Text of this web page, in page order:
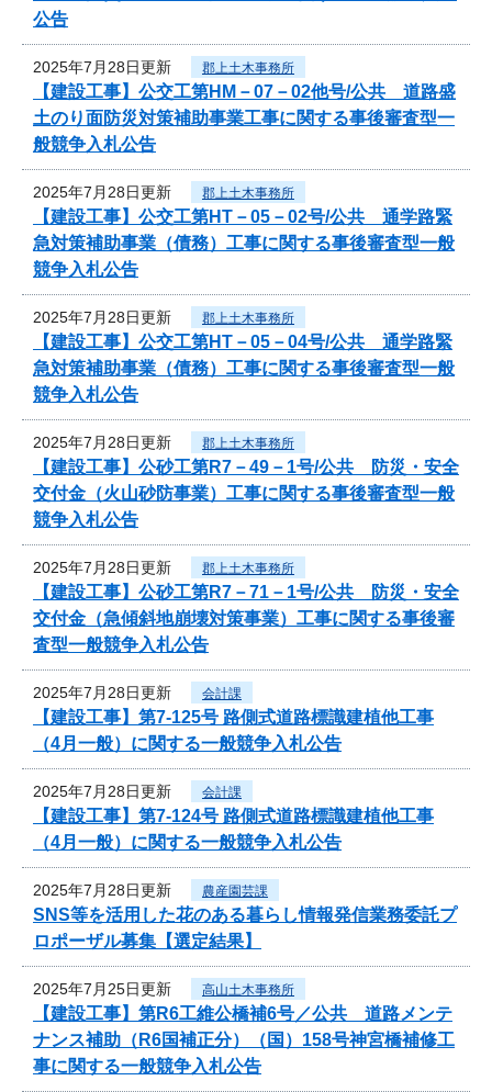
公告
2025年7月28日更新 郡上土木事務所
【建設工事】公交工第HM－07－02他号/公共 道路盛
土のり面防災対策補助事業工事に関する事後審査型一
般競争入札公告
2025年7月28日更新 郡上土木事務所
【建設工事】公交工第HT－05－02号/公共 通学路緊
急対策補助事業（債務）工事に関する事後審査型一般
競争入札公告
2025年7月28日更新 郡上土木事務所
【建設工事】公交工第HT－05－04号/公共 通学路緊
急対策補助事業（債務）工事に関する事後審査型一般
競争入札公告
2025年7月28日更新 郡上土木事務所
【建設工事】公砂工第R7－49－1号/公共 防災・安全
交付金（火山砂防事業）工事に関する事後審査型一般
競争入札公告
2025年7月28日更新 郡上土木事務所
【建設工事】公砂工第R7－71－1号/公共 防災・安全
交付金（急傾斜地崩壊対策事業）工事に関する事後審
査型一般競争入札公告
2025年7月28日更新 会計課
【建設工事】第7-125号 路側式道路標識建植他工事
（4月一般）に関する一般競争入札公告
2025年7月28日更新 会計課
【建設工事】第7-124号 路側式道路標識建植他工事
（4月一般）に関する一般競争入札公告
2025年7月28日更新 農産園芸課
SNS等を活用した花のある暮らし情報発信業務委託プ
ロポーザル募集【選定結果】
2025年7月25日更新 高山土木事務所
【建設工事】第R6工維公橋補6号／公共 道路メンテ
ナンス補助（R6国補正分）（国）158号神宮橋補修工
事に関する一般競争入札公告